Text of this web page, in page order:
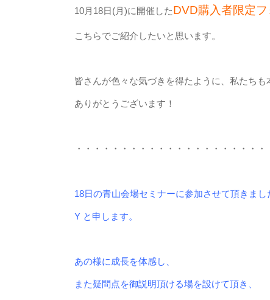
10月18日(月)に開催したDVD購入者限定
こちらでご紹介したいと思います。
皆さんが色々な気づきを得たように、私たちも
ありがとうございます！
・・・・・・・・・・・・・・・・・・・・・
18日の青山会場セミナーに参加させて頂きまし
Y と申します。
あの様に成長を体感し、
また疑問点を御説明頂ける場を設けて頂き、